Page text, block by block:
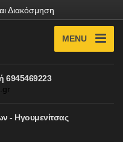
Διακόσμηση
MENU
6945469223
- Ηγουμενίτσας